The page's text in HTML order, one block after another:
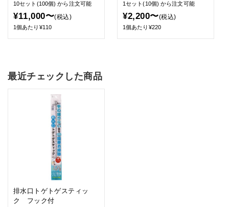
10セット(100個)から注文可能
¥11,000〜(税込)
1個あたり¥110
1セット(10個)から注文可能
¥2,200〜(税込)
1個あたり¥220
最近チェックした商品
排水口トゲトゲスティッ
ク フック付